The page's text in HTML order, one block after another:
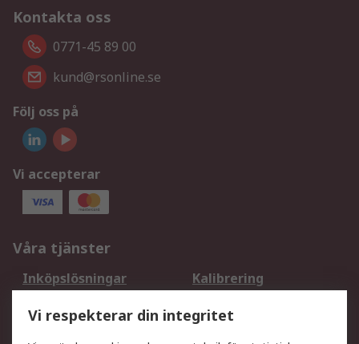
Kontakta oss
0771-45 89 00
kund@rsonline.se
Följ oss på
Vi accepterar
Våra tjänster
Inköpslösningar
Kalibrering
DesignSpark
Teknisk Support
Vi respekterar din integritet